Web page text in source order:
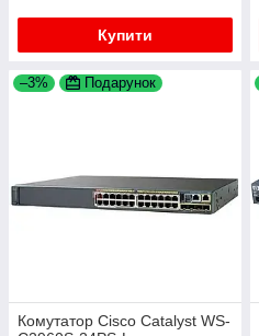
Купити
–3% Подарунок
Комутатор Cisco Catalyst WS-